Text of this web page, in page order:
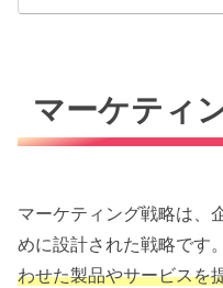
マーケティ
マーケティング戦略は、
めに設計された戦略です
わせた製品やサービスを